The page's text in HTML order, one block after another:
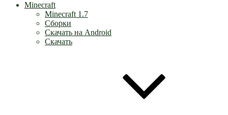
Minecraft
Minecraft 1.7
Сборки
Скачать на Android
Скачать